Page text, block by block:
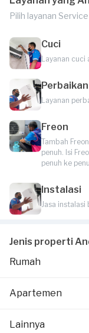
Pilih layanan Service
Cuci
Layanan cuci
Perbaikan
Layanan
Freon
Tambah
penuh. Isi
penuh ke
Instalasi
Jasa instalasi
Jenis properti
Rumah
Apartemen
Lainnya